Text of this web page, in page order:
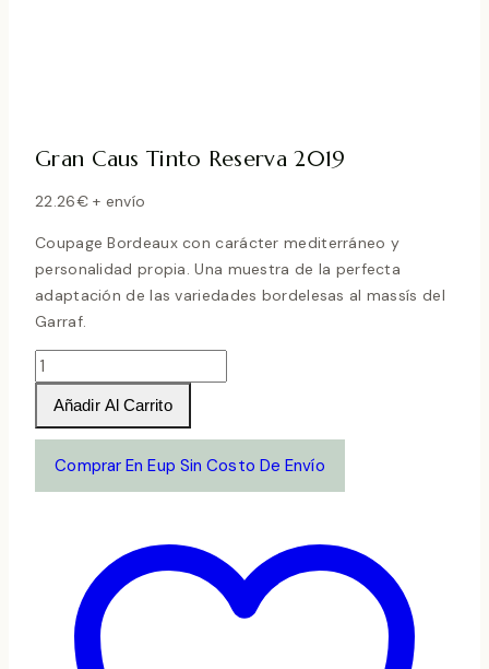
Gran Caus Tinto Reserva 2019
22.26€ + envío
Coupage Bordeaux con carácter mediterráneo y
personalidad propia. Una muestra de la perfecta
adaptación de las variedades bordelesas al massís del
Garraf.
Gran
Caus
Tinto
Reserva
2019
cantidad
Añadir Al Carrito
Comprar En Eup Sin Costo De Envío